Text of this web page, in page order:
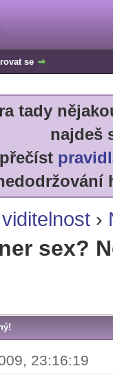
se
tady
najdeš
›
sex?
23:16:19